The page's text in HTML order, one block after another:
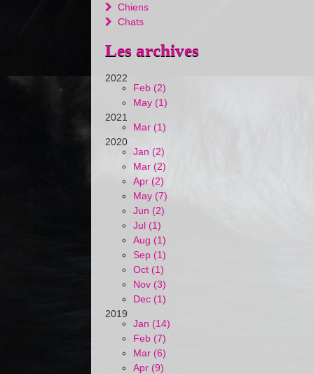
Chiens
Chats
Les archives
2022
Feb (2)
May (1)
2021
Mar (1)
2020
Jan (2)
Mar (2)
Apr (2)
May (7)
Jun (2)
Jul (1)
Aug (1)
Sep (1)
Oct (1)
Nov (3)
Dec (1)
2019
Jan (14)
Feb (7)
Mar (6)
Apr (9)